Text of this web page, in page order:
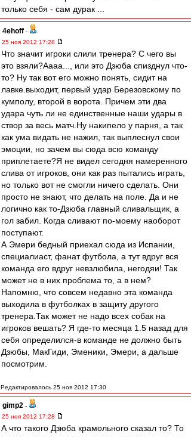
только себя - сам дурак ...
4ehoff -
25 ноя 2012 17:28
Что значит игроки слили тренера? С чего вы
это взяли?Аааа..., или это Дзюба спизднул что-
то? Ну так вот его можно понять, сидит на
лавке.выходит, первый удар Березовскому по
кумполу, второй в ворота. Причем эти два
удара чуть ли не единственные наши удары в
створ за весь матч.Ну накипело у парня, а так
как ума видать не нажил, так выплеснул свои
эмоции, но зачем вы сюда всю команду
приплетаете?Я не видел сегодня намеренного
слива от игроков, они как раз пытались играть,
но только вот не смогли ничего сделать. Они
просто не знают, что делать на поле. Да и не
логично как то-Дзюба главный сливальщик, а
гол забил. Когда сливают по-моему наоборот
поступают.
А Эмери бедный приехал сюда из Испании,
специалиаст, фанат футбола, а тут вдруг вся
команда его вдруг невзлюбила, негодяи! Так
может не в них проблема то, а в нем?
Напомню, что совсем недавно эта команда
выходила в футболках в защиту другого
тренера.Так может не надо всех собак на
игроков вешать? Я где-то месяца 1.5 назад для
себя определился-в команде не должно быть
Дзюбы, МакГиди, Эменики, Эмери, а дальше
посмотрим.
Редактировалось 25 ноя 2012 17:30
gimp2 -
25 ноя 2012 17:28
А что такого Дзюба крамольного сказал то? То